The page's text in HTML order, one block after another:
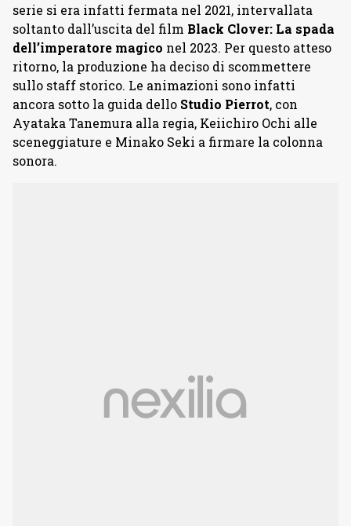
serie si era infatti fermata nel 2021, intervallata
soltanto dall’uscita del film Black Clover: La spada
dell’imperatore magico nel 2023. Per questo atteso
ritorno, la produzione ha deciso di scommettere
sullo staff storico. Le animazioni sono infatti
ancora sotto la guida dello Studio Pierrot, con
Ayataka Tanemura alla regia, Keiichiro Ochi alle
sceneggiature e Minako Seki a firmare la colonna
sonora.